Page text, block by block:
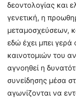
δεοντολογίας και
γενετική, η
μεταμοσχεύσεων,
εδώ έχει μπει
καινοτομιών του
αγνοηθεί η
συνείδησης μέσα
αγωνίζονται να